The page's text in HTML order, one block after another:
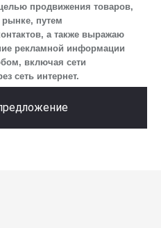
систематизация,
(обновление, изменение),
(предоставление, доступ),
персональных данных.
данные
Общества с посетителями
продвижения товаров,
рынке, путем
а также выражаю
рекламной информации
включая сети
сеть интернет.